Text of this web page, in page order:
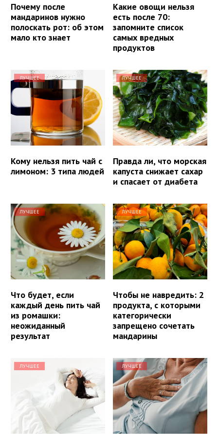
Почему после
мандаринов нужно
полоскать рот: об этом
мало кто знает
Какие овощи нельзя
есть после 70:
запомните список
самых вредных
продуктов
ЛУЧШЕЕ
Кому нельзя пить чай с
лимоном: 3 типа людей
ЛУЧШЕЕ
Правда ли, что морская
капуста снижает сахар
и спасает от диабета
ЛУЧШЕЕ
Что будет, если
каждый день пить чай
из ромашки:
неожиданный
результат
ЛУЧШЕЕ
Чтобы не навредить: 2
продукта, с которыми
категорически
запрещено сочетать
мандарины
ЛУЧШЕЕ ЛУЧШЕЕ